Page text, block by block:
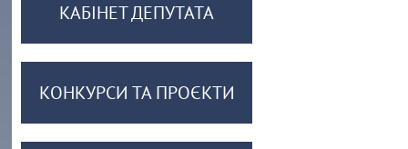
КАБІНЕТ ДЕПУТАТА
КОНКУРСИ ТА ПРОЄКТИ